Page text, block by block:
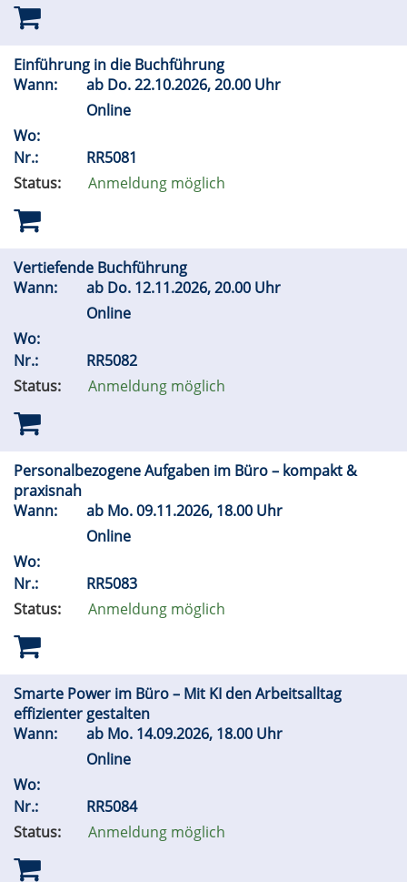
Einführung in die Buchführung
Wann:
ab Do.22.10.2026, 20.00 Uhr
Online
Wo:
Nr.:
RR5081
Status:
Anmeldung möglich
Vertiefende Buchführung
Wann:
ab Do. 12.11.2026, 20.00 Uhr
Online
Wo:
Nr.:
RR5082
Status:
Anmeldung möglich
Personalbezogene Aufgaben im Büro – kompakt &
praxisnah
Wann:
ab Mo.09.11.2026, 18.00 Uhr
Online
Wo:
Nr.:
RR5083
Status:
Anmeldung möglich
Smarte Power im Büro – Mit KI den Arbeitsalltag
effizienter gestalten
Wann:
ab Mo. 14.09.2026, 18.00 Uhr
Online
Wo:
Nr.:
RR5084
Status:
Anmeldung möglich